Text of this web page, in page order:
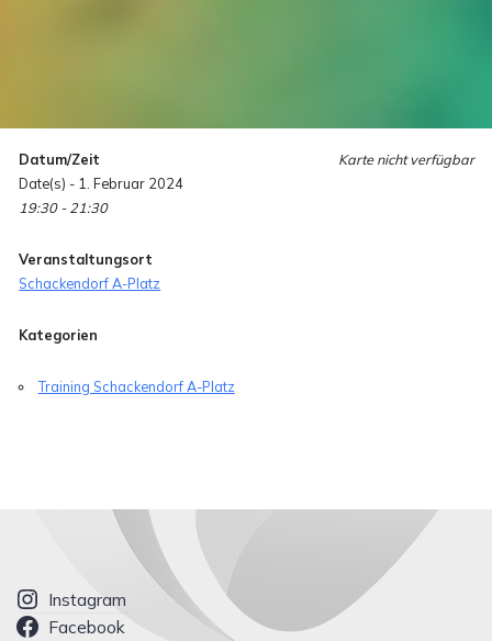
Karte nicht verfügbar
Datum/Zeit
Date(s) - 1. Februar 2024
19:30 - 21:30
Veranstaltungsort
Schackendorf A-Platz
Kategorien
Training Schackendorf A-Platz
Instagram
Facebook